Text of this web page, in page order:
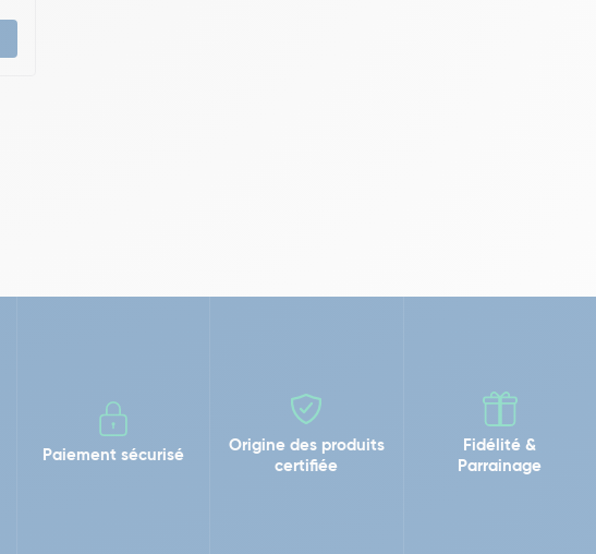
Paiement sécurisé
Origine des produits
certifiée
Fidélité &
Parrainage